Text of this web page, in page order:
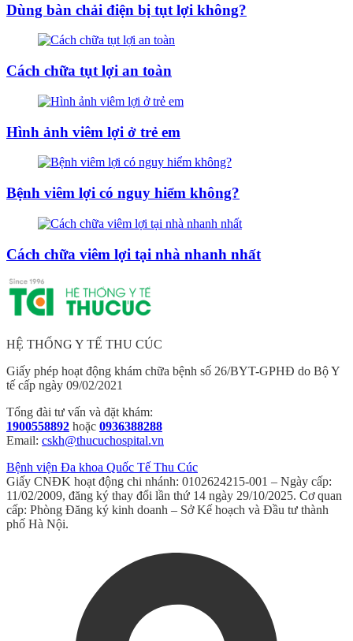
Dùng bàn chải điện bị tụt lợi không?
Cách chữa tụt lợi an toàn
Hình ảnh viêm lợi ở trẻ em
Bệnh viêm lợi có nguy hiểm không?
Cách chữa viêm lợi tại nhà nhanh nhất
HỆ THỐNG Y TẾ THU CÚC
Giấy phép hoạt động khám chữa bệnh số 26/BYT-GPHĐ do Bộ Y
tế cấp ngày 09/02/2021
Tổng đài tư vấn và đặt khám:
1900558892 hoặc 0936388288
Email: cskh@thucuchospital.vn
Bệnh viện Đa khoa Quốc Tế Thu Cúc
Giấy CNĐK hoạt động chi nhánh: 0102624215-001 – Ngày cấp:
11/02/2009, đăng ký thay đổi lần thứ 14 ngày 29/10/2025. Cơ quan
cấp: Phòng Đăng ký kinh doanh – Sở Kế hoạch và Đầu tư thành
phố Hà Nội.